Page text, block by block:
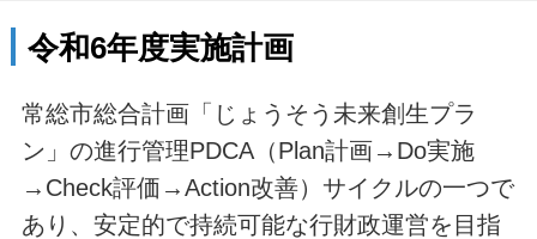
令和6年度実施計画
常総市総合計画「じょうそう未来創生プラ
ン」の進行管理PDCA（Plan計画→Do実施
→Check評価→Action改善）サイクルの一つで
あり、安定的で持続可能な行財政運営を目指